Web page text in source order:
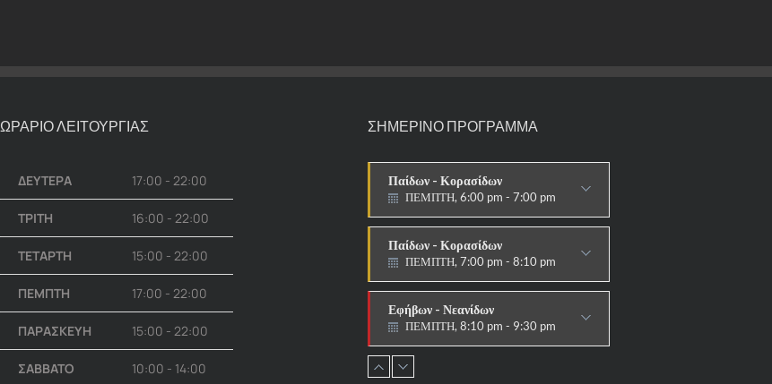
ΩΡΑΡΙΟ ΛΕΙΤΟΥΡΓΙΑΣ
ΔΕΥΤΕΡΑ 17:00 - 22:00
ΤΡΙΤΗ 16:00 - 22:00
ΤΕΤΑΡΤΗ 15:00 - 22:00
ΠΕΜΠΤΗ 17:00 - 22:00
ΠΑΡΑΣΚΕΥΗ 15:00 - 22:00
ΣΑΒΒΑΤΟ 10:00 - 14:00
ΣΗΜΕΡΙΝΟ ΠΡΟΓΡΑΜΜΑ
Παίδων - Κορασίδων
ΠΕΜΠΤΗ, 6:00 pm - 7:00 pm
ΣΤΟΧΟΙ-ΑΣΠΙΔΕΣ
Παίδων - Κορασίδων
ΠΕΜΠΤΗ, 7:00 pm - 8:10 pm
ΠΑΡΑΔΟΣΙΑΚΟ
Εφήβων - Νεανίδων
ΠΕΜΠΤΗ, 8:10 pm - 9:30 pm
ΠΑΡΑΔΟΣΙΑΚΟ HAPKIDO &
ΑΥΤΟΑΜΥΝΑ
Ανδρών - Γυναικών